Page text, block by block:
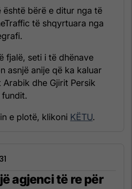
është bërë e ditur nga të
të shqyrtuara nga
fjalë, seti i të dhënave
asnjë anije që ka kaluar
dhe Gjirit Persik
e plotë, klikoni KËTU.
agjenci të re për